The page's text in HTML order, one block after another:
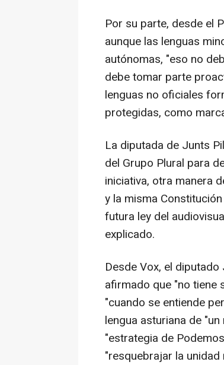
Por su parte, desde el
aunque las lenguas
autónomas, "eso no
debe tomar parte
lenguas no oficiales
protegidas, como
La diputada de Junts
del Grupo Plural para
iniciativa, otra manera
y la misma
futura ley del
explicado.
Desde Vox, el
afirmado que "no tiene
"cuando se entiende
lengua asturiana de
"estrategia de
"resquebrajar la unidad